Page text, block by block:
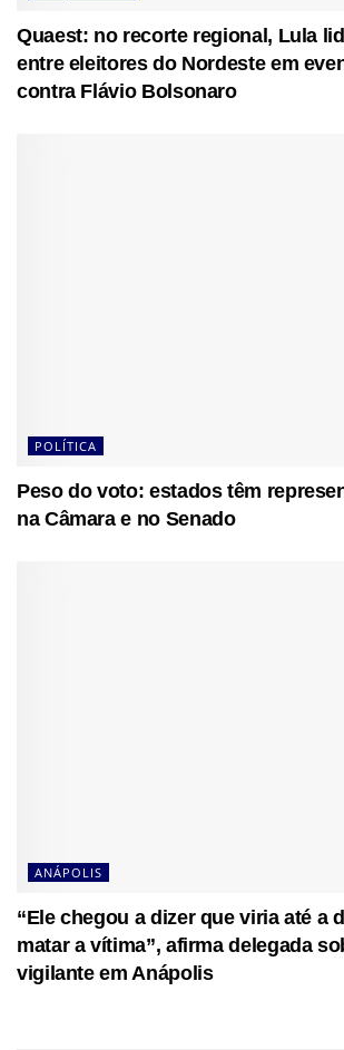
Quaest: no recorte regional, Lula
entre eleitores do Nordeste em
contra Flávio Bolsonaro
POLÍTICA
Peso do voto: estados têm
na Câmara e no Senado
ANÁPOLIS
“Ele chegou a dizer que viria até a
matar a vítima”, afirma delegada
vigilante em Anápolis